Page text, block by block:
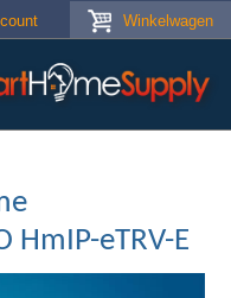
Winkelwagen
eTRV-E